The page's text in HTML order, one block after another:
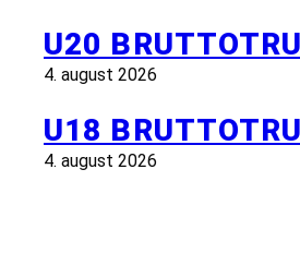
U20
4. august 2026
U18
4. august 2026